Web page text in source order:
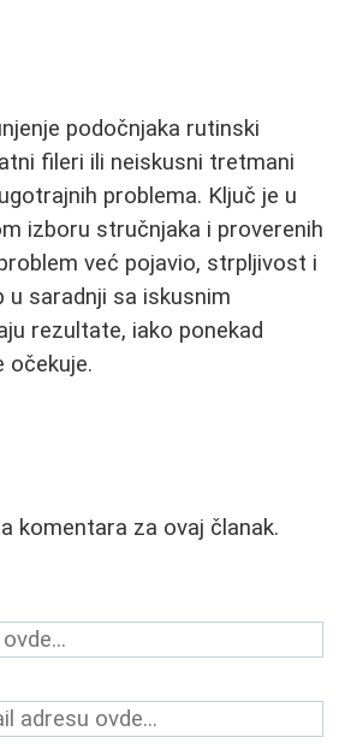
podočnjaka rutinski
fileri ili neiskusni tretmani
problema. Ključ je u
izboru stručnjaka i proverenih
već pojavio, strpljivost i
saradnji sa iskusnim
rezultate, iako ponekad
očekuje.
komentara za ovaj članak.